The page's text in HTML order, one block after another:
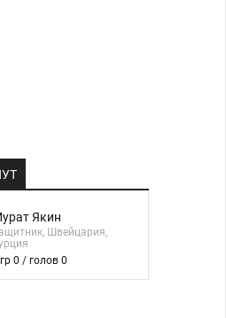
Якин
Швейцария,
0 / голов 0